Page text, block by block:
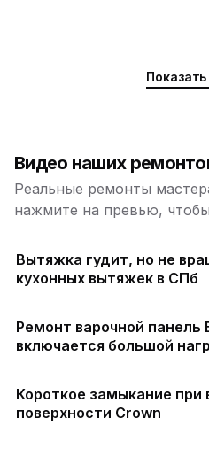
Видео наших
Реальные ремонты
нажмите на превью,
Вытяжка гудит, но не
кухонных вытяжек в СПб
Ремонт варочной панель
включается большой
Короткое замыкание при
поверхности Crown